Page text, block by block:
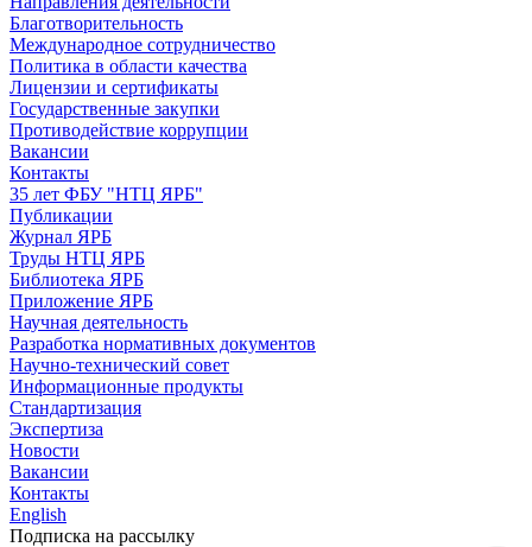
Благотворительность
Международное сотрудничество
Политика в области качества
Лицензии и сертификаты
Государственные закупки
Противодействие коррупции
Вакансии
Контакты
35 лет ФБУ "НТЦ ЯРБ"
Публикации
Журнал ЯРБ
Труды НТЦ ЯРБ
Библиотека ЯРБ
Приложение ЯРБ
Научная деятельность
Разработка нормативных документов
Научно-технический совет
Информационные продукты
Стандартизация
Экспертиза
Новости
Вакансии
Контакты
English
Подписка на рассылку